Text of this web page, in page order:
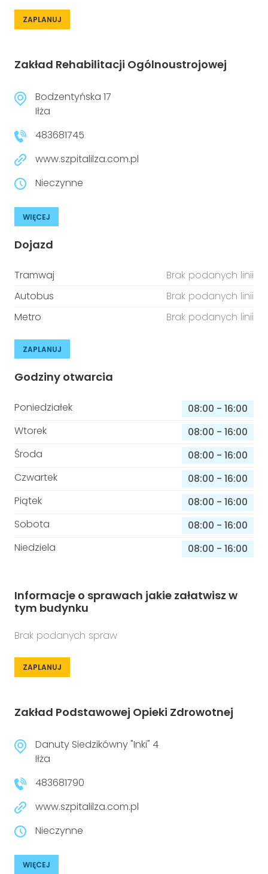
ZAPLANUJ
Zakład Rehabilitacji Ogólnoustrojowej
Bodzentyńska 17
Iłża
483681745
www.szpitalilza.com.pl
Nieczynne
WIĘCEJ
Dojazd
Tramwaj
Brak podanych linii
Autobus
Brak podanych linii
Metro
Brak podanych linii
ZAPLANUJ
Godziny otwarcia
Poniedziałek 08:00 - 16:00
Wtorek
08:00 - 16:00
Środa
08:00 - 16:00
Czwartek
08:00 - 16:00
Piątek
08:00 - 16:00
Sobota
08:00 - 16:00
Niedziela
08:00 - 16:00
Informacje o sprawach jakie załatwisz w
tym budynku
Brak podanych spraw
ZAPLANUJ
Zakład Podstawowej Opieki Zdrowotnej
Danuty Siedzikówny "Inki" 4
Iłża
483681790
www.szpitalilza.com.pl
Nieczynne
WIĘCEJ